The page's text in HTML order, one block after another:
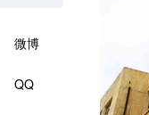
微博
QQ